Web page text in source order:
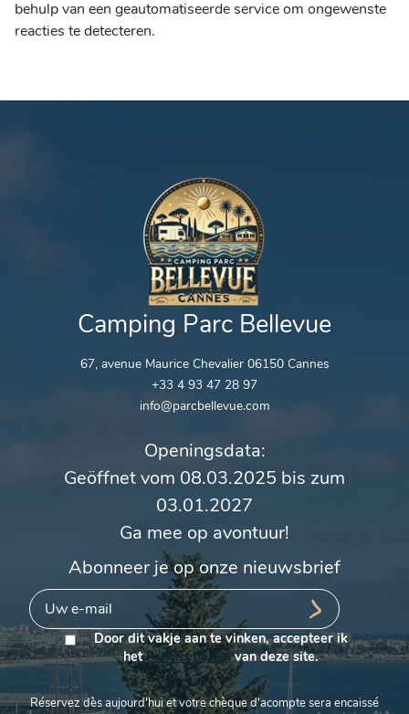
behulp van een geautomatiseerde service om ongewenste
reacties te detecteren.
Camping Parc Bellevue
67, avenue Maurice Chevalier 06150 Cannes
+33 4 93 47 28 97
info@parcbellevue.com
Openingsdata:
Geöffnet vom 08.03.2025 bis zum
03.01.2027
Ga mee op avontuur!
Abonneer je op onze nieuwsbrief
Door dit vakje aan te vinken, accepteer ik
hetPrivacybeleidvan deze site.
Réservez dès aujourd'hui et votre chèque d'acompte sera encaissé